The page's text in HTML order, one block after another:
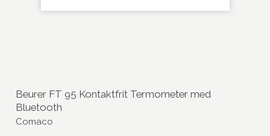
Beurer FT 95 Kontaktfrit Termometer med
Bluetooth
Comaco